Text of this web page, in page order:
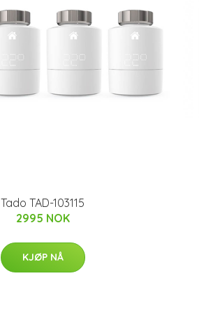
Tado TAD-103115
2995 NOK
KJØP NÅ